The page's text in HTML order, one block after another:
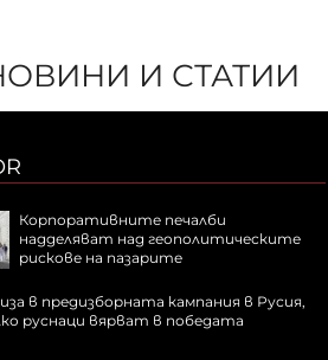
И СТАТИИ
Корпоративните печалби
надделяват над геополитическите
рискове на пазарите
в предизборната кампания в Русия,
руснаци вярват в победата